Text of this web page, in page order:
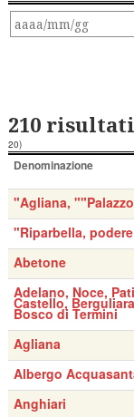
210 risultati
20)
Denominazione
"Agliana,
"Riparbella,
Abetone
Adelano, Noce,
Castello,
Bosco di Termini
Agliana
Albergo
Anghiari